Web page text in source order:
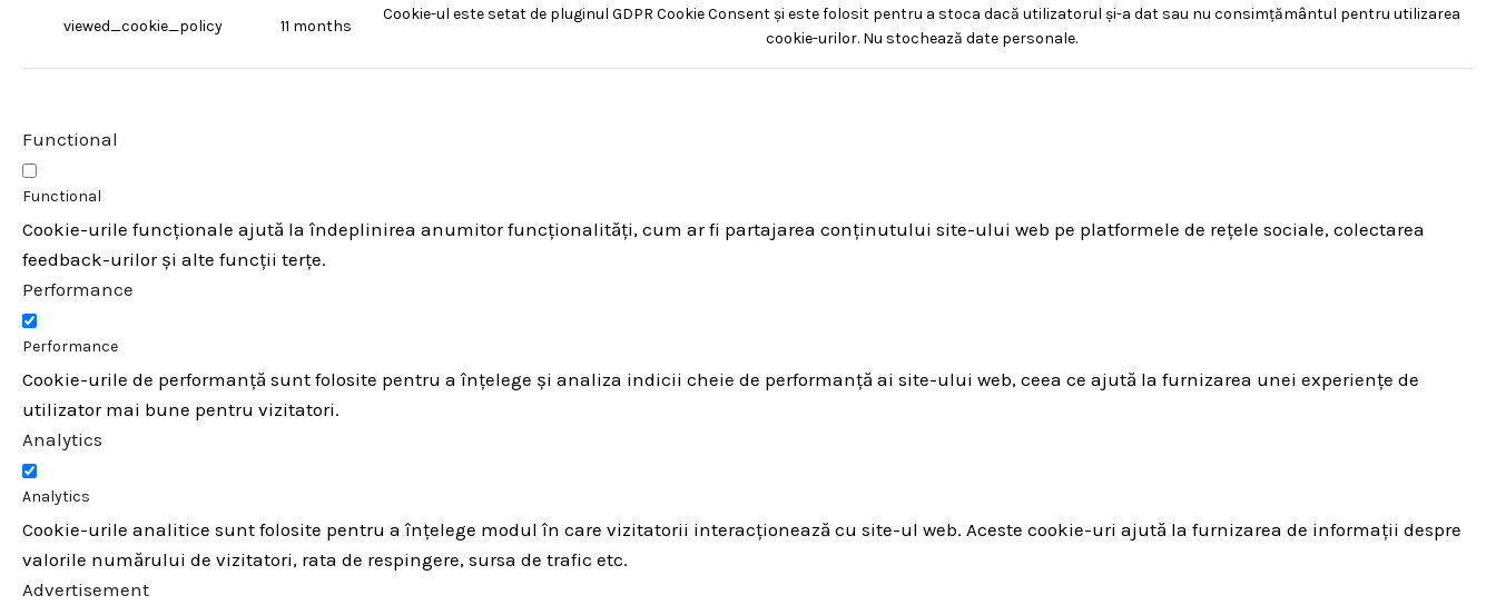
viewed_cookie_policy 11 months
Cookie-ul este setat de pluginul GDPR Cookie Consent și este folosit pentru a stoca dacă utilizatorul și-a dat sau nu consimțământul pentru utilizarea
cookie-urilor. Nu stochează date personale.
Functional
Functional
Cookie-urile funcționale ajută la îndeplinirea anumitor funcționalități, cum ar fi partajarea conținutului site-ului web pe platformele de rețele sociale, colectarea
feedback-urilor și alte funcții terțe.
Performance
Performance
Cookie-urile de performanță sunt folosite pentru a înțelege și analiza indicii cheie de performanță ai site-ului web, ceea ce ajută la furnizarea unei experiențe de
utilizator mai bune pentru vizitatori.
Analytics
Analytics
Cookie-urile analitice sunt folosite pentru a înțelege modul în care vizitatorii interacționează cu site-ul web. Aceste cookie-uri ajută la furnizarea de informații despre
valorile numărului de vizitatori, rata de respingere, sursa de trafic etc.
Advertisement